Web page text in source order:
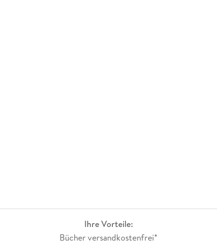
Ihre Vorteile:
Bücher versandkostenfrei*